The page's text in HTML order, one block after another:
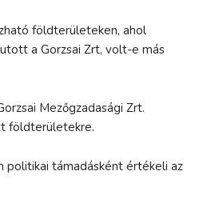
földterületeken, ahol
a Gorzsai Zrt, volt-e más
Mezőgzadasági Zrt.
földterületekre.
politikai támadásként értékeli az